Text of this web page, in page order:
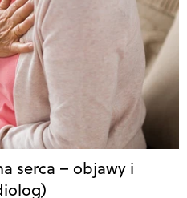
serca – objawy i